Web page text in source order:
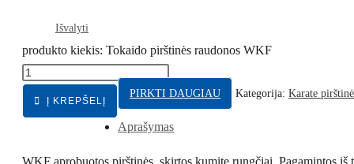
Išvalyti
produkto kiekis: Tokaido pirštinės raudonos WKF
Į KREPŠELĮ
PIRKTI DAUGIAU Kategorija: Karate
Aprašymas
WKF aprobuotos pirštinės, skirtos kumite rungčiai. Pagamintos